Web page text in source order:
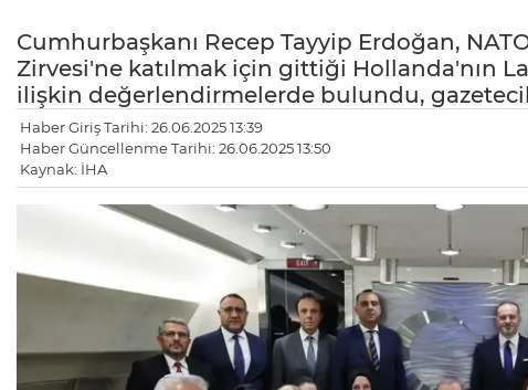
Cumhurbaşkanı Recep Tayyip Erdoğan,
Zirvesi'ne katılmak için gittiği Hollanda'nın
ilişkin değerlendirmelerde bulundu,
Haber Giriş Tarihi: 26.06.2025 13:39
Haber Güncellenme Tarihi: 26.06.2025 13:50
Kaynak: İHA